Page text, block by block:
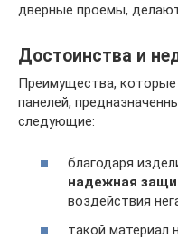
дверные проемы,
Достоинства и
Преимущества,
панелей,
следующие:
благодаря
надежная
воздействия
такой материал